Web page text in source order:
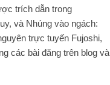
trích dẫn trong
và Nhúng vào ngách:
trực tuyến Fujoshi,
các bài đăng trên blog và